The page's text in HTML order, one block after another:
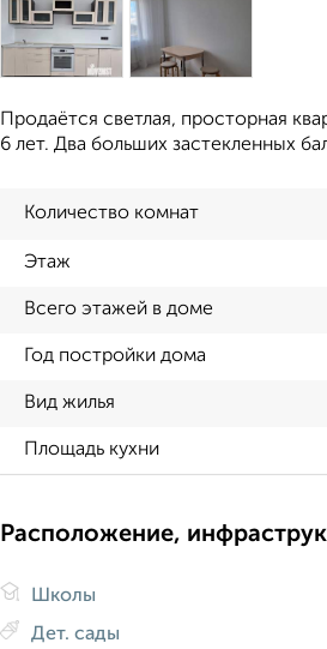
Продаётся светлая, просторная
6 лет. Два больших застекленных
Количество комнат
Этаж
Всего этажей в доме
Год постройки дома
Вид жилья
Площадь кухни
Расположение,
Школы
Дет. сады